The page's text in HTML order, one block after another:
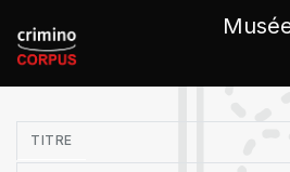
TITRE
Panneau de gestion des cookies